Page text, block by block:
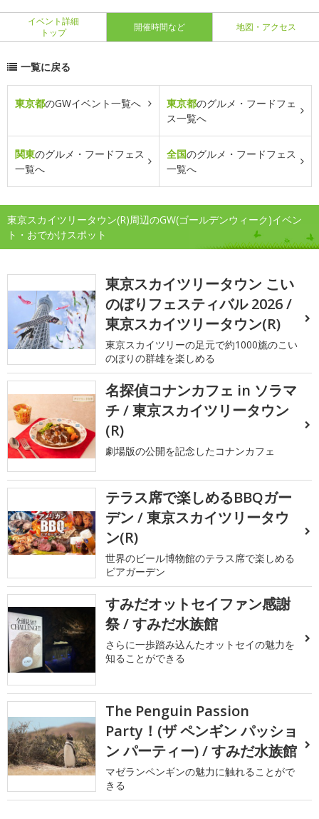
イベント詳細
トップ
開催時間など 地図・アクセス
一覧に戻る
東京都のGWイベント一覧へ 東京都のグルメ・フードフェ
ス一覧へ
関東のグルメ・フードフェス
一覧へ
全国のグルメ・フードフェス
一覧へ
東京スカイツリータウン(R)周辺のGW(ゴールデンウィーク)イベン
ト・おでかけスポット
東京スカイツリータウン こい
のぼりフェスティバル 2026 /
東京スカイツリータウン(R)
東京スカイツリーの足元で約1000旒のこい
のぼりの群雄を楽しめる
名探偵コナンカフェ in ソラマ
チ / 東京スカイツリータウン
(R)
劇場版の公開を記念したコナンカフェ
テラス席で楽しめるBBQガー
デン / 東京スカイツリータウ
ン(R)
世界のビール博物館のテラス席で楽しめる
ビアガーデン
すみだオットセイファン感謝
祭 / すみだ水族館
さらに一歩踏み込んたオットセイの魅力を
知ることができる
The Penguin Passion
Party！(ザ ペンギン パッショ
ン パーティー) / すみだ水族館
マゼランペンギンの魅力に触れることがで
きる